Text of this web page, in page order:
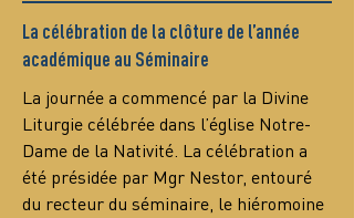
La célébration de la clôture de l’année
académique au Séminaire
La journée a commencé par la Divine
Liturgie célébrée dans l’église Notre-
Dame de la Nativité. La célébration a
été présidée par Mgr Nestor, entouré
du recteur du séminaire, le hiéromoine